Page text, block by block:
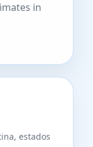
in
estados